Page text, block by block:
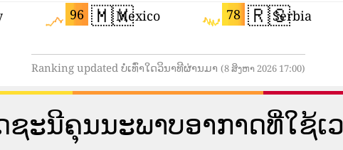
96 🇲🇽 78
Mexico 🇷🇸Serbia
Ranking updated ບໍ່ເທົ່າໃດວິນາທີຜ່ານມາ (8 ສິງຫາ 2026 17:00)
ະ​ນີ​ຄຸນ​ນະ​ພາບ​ອາ​ກາດ​ທີ່​ໃຊ້​ເ